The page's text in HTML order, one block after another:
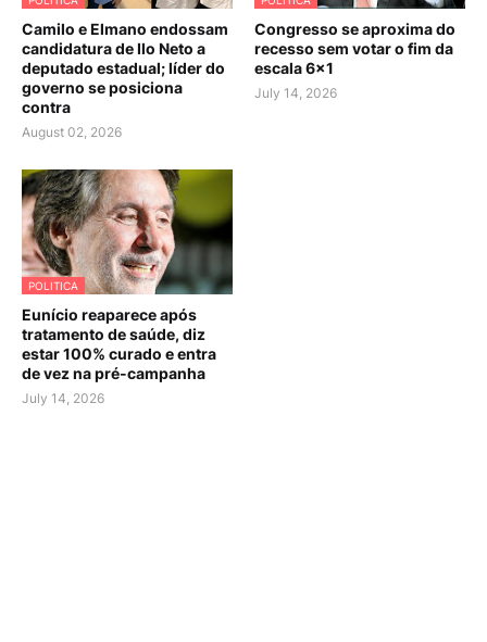
Camilo e Elmano endossam
candidatura de Ilo Neto a
deputado estadual; líder do
governo se posiciona
contra
August 02, 2026
Congresso se aproxima do
recesso sem votar o fim da
escala 6×1
July 14, 2026
POLITICA
Eunício reaparece após
tratamento de saúde, diz
estar 100% curado e entra
de vez na pré-campanha
July 14, 2026